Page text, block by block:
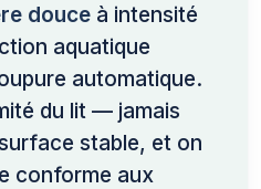
douce à intensité
aquatique
automatique.
du lit — jamais
stable, et on
conforme aux